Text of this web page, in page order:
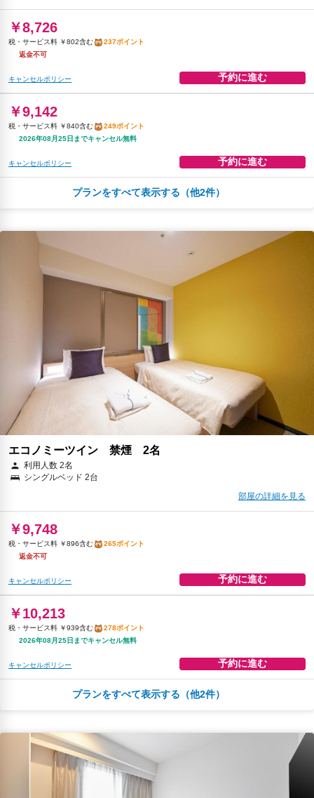
￥8,726
税・サービス料 ￥802含む
237ポイント
返金不可
キャンセルポリシー 予約に進む
￥9,142
税・サービス料 ￥840含む
249ポイント
2026年08月25日までキャンセル無料
キャンセルポリシー 予約に進む
税・サービス料 ￥992含む
293ポイント
返金不可
キャンセルポリシー 予約に進む
2026年08月25日までキャンセル無料
キャンセルポリシー 予約に進む
プランをすべて表示する（他2件）
エコノミーツイン 禁煙 2名
利用人数 2名
シングルベッド 2台
部屋の詳細を見る
￥9,748
税・サービス料 ￥896含む
265ポイント
返金不可
キャンセルポリシー 予約に進む
￥10,213
税・サービス料 ￥939含む
278ポイント
2026年08月25日までキャンセル無料
キャンセルポリシー 予約に進む
税・サービス料 ￥1,111含む
329ポイント
返金不可
キャンセルポリシー
プランをすべて表示する（他2件）